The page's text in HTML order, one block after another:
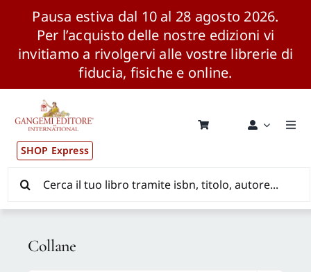
Pausa estiva dal 10 al 28 agosto 2026.
Per l’acquisto delle nostre edizioni vi
invitiamo a rivolgervi alle vostre librerie di
fiducia, fisiche e online.
contenuto
SHOP Express
Pubblicazioni
News ed Eventi
Distribuzione Wolrdwide
per:
Collane